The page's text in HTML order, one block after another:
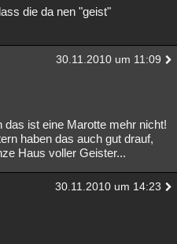
die da nen "geist"
30.11.2010 um 11:09
das ist eine Marotte mehr nicht!
haben das auch gut drauf,
Haus voller Geister...
30.11.2010 um 14:23